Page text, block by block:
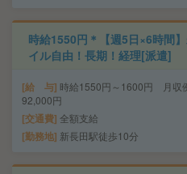
時給1550円＊【週5日×6時間
イル自由！長期！経理[派遣]
給 与 時給1550円～1600円 月収
92,000円
交通費 全額支給
勤務地 新長田駅徒歩10分